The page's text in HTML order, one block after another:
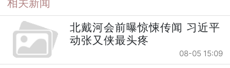
相关新闻
北戴河会前曝惊悚传闻 习近平
动张又侠最头疼
08-05 15:09